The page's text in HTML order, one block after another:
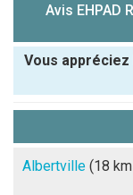
Avis EHPAD
Vous
Note que vous
Albertville (18